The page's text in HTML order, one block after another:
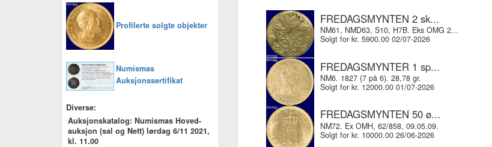
Profilerte solgte objekter
Numismas
Auksjonssertifikat
Diverse:
Auksjonskatalog: Numismas Hoved-
auksjon (sal og Nett) lørdag 6/11 2021,
kl. 11.00
FREDAGSMYNTEN 2 sk...
NM61, NMD63, S10, H7B. Eks OMG 2...
Solgt for kr. 5900.00 02/07-2026
FREDAGSMYNTER 1 sp...
NM6. 1827 (7 på 6). 28,78 gr.
Solgt for kr. 12000.00 01/07-2026
FREDAGSMYNTEN 50 ø...
NM72. Ex OMH, 62/858, 09.05.09.
Solgt for kr. 10000.00 26/06-2026